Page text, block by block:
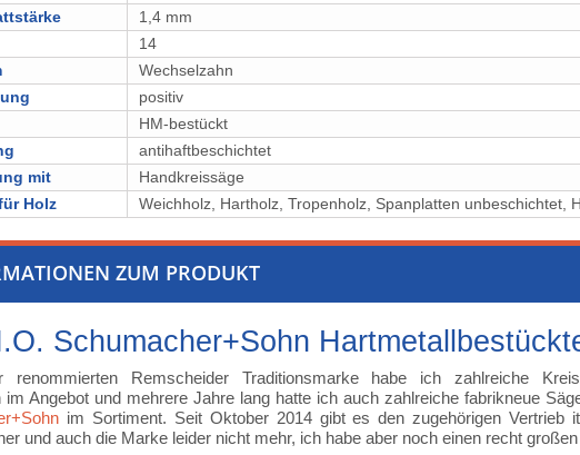
1,4 mm
14
Wechselzahn
positiv
⁠⁠⁠⁠⁠⁠⁠⁠HM-bestückt
antihaftbeschichtet
mit
Handkreissäge
Holz
⁠Weichholz, ⁠⁠⁠Hartholz, ⁠⁠⁠⁠⁠Tropenholz, ⁠⁠⁠⁠⁠⁠⁠⁠Spanplatten unbeschichtet,
ZUM PRODUKT
Schumacher+Sohn
renommierten Remscheider Traditionsmarke habe ich zahlreiche
im Angebot und mehrere Jahre lang hatte ich auch zahlreiche fabrikneue
im Sortiment. Seit Oktober 2014 gibt es den zugehörigen Vertrieb
und auch die Marke leider nicht mehr, ich habe aber noch einen recht